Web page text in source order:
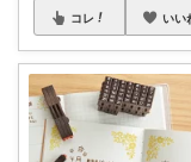
コレ いい